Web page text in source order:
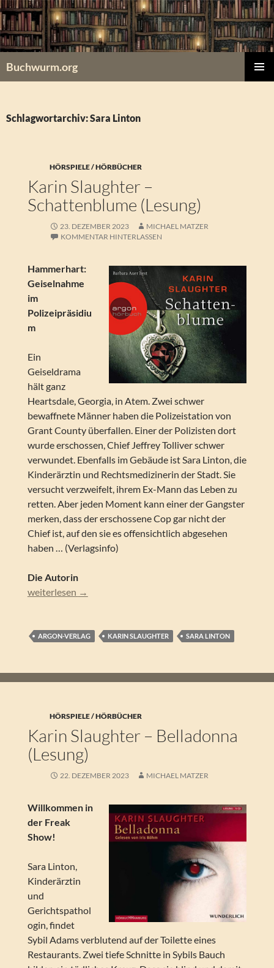
Zum
Inhalt
springen
Buchwurm.org
Schlagwortarchiv: Sara Linton
HÖRSPIELE / HÖRBÜCHER
Karin Slaughter –
Schattenblume (Lesung)
23. DEZEMBER 2023
MICHAEL MATZER
KOMMENTAR HINTERLASSEN
Hammerhart:
Geiselnahme
im
Polizeipräsidiu
m
Ein
Geiseldrama
hält ganz
Heartsdale, Georgia, in Atem. Zwei schwer
bewaffnete Männer haben die Polizeistation von
Grant County überfallen. Einer der Polizisten dort
wurde erschossen, Chief Jeffrey Tolliver schwer
verwundet. Ebenfalls im Gebäude ist Sara Linton, die
Kinderärztin und Rechtsmedizinerin der Stadt. Sie
versucht verzweifelt, ihrem Ex-Mann das Leben zu
retten. Aber jeden Moment kann einer der Gangster
merken, dass der erschossene Cop gar nicht der
Chief ist, auf den sie es offensichtlich abgesehen
haben … (Verlagsinfo)
Die Autorin
Karin Slaughter – Schattenblume (Lesung)
weiterlesen →
ARGON-VERLAG KARIN SLAUGHTER SARA LINTON
HÖRSPIELE / HÖRBÜCHER
Karin Slaughter – Belladonna
(Lesung)
22. DEZEMBER 2023 MICHAEL MATZER
Willkommen in
der Freak
Show!
Sara Linton,
Kinderärztin
und
Gerichtspathol
ogin, findet
Sybil Adams verblutend auf der Toilette eines
Restaurants. Zwei tiefe Schnitte in Sybils Bauch